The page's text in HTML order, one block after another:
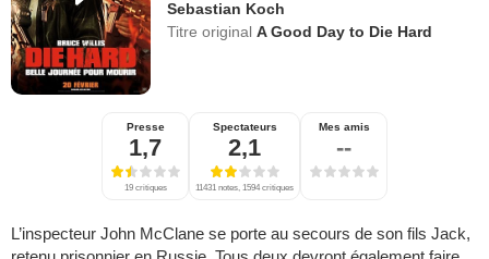
Sebastian Koch
Titre originalA Good Day to Die Hard
Presse
1,7
19 critiques
Spectateurs
2,1
11431 notes, 1594 critiques
Mes amis
--
L’inspecteur John McClane se porte au secours de son fils Jack,